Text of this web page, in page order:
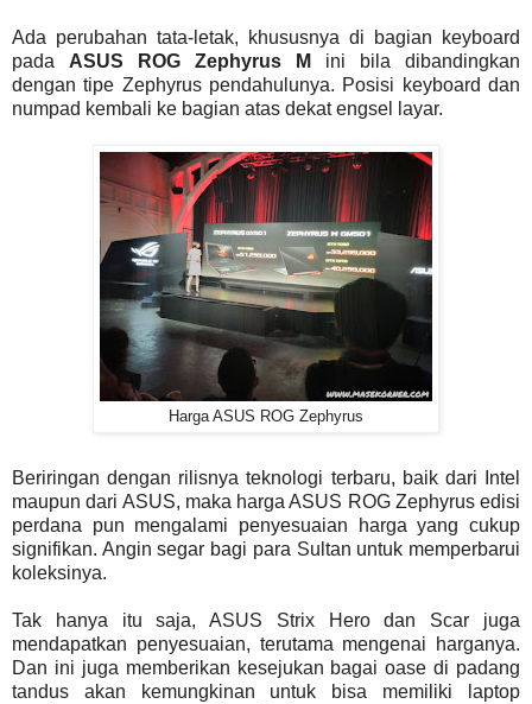
Ada perubahan tata-letak, khususnya di bagian keyboard
pada ASUS ROG Zephyrus M
ini bila dibandingkan
dengan tipe Zephyrus pendahulunya. Posisi keyboard dan
numpad kembali ke bagian atas dekat engsel layar.
Harga ASUS ROG Zephyrus
Beriringan dengan rilisnya teknologi terbaru, baik dari Intel
maupun dari ASUS, maka harga ASUS ROG Zephyrus edisi
perdana pun mengalami penyesuaian harga yang cukup
signifikan. Angin segar bagi para Sultan untuk memperbarui
koleksinya.
Tak hanya itu saja, ASUS Strix Hero dan Scar juga
mendapatkan penyesuaian, terutama mengenai harganya.
Dan ini juga memberikan kesejukan bagai oase di padang
tandus akan kemungkinan untuk bisa memiliki laptop